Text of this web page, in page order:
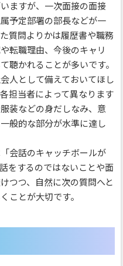
ますが、一次面接の面接
予定部署の部長などが一
質問よりかは履歴書や職務
転職理由、今後のキャリ
聴かれることが多いです。
人として備えておいてほし
担当者によって異なります
装などの身だしなみ、意
般的な部分が水準に達し
会話のキャッチボールが
をするのではないことや面
つつ、自然に次の質問へと
ことが大切です。